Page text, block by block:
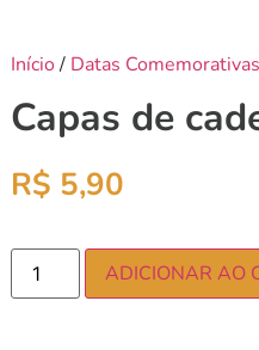
Início/ Datas Comemorativas
Capas de
R$ 5,90
ADICIONAR AO